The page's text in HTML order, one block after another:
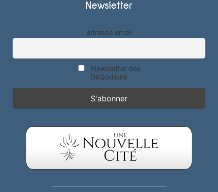
Newsletter
adresse email
Newsletter des
DéQodeurs